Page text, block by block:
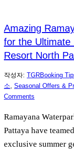
Amazing
for the Ultimate
Resort North
작성자: TGRBooking
소, Seasonal Offers &
Comments
Ramayana
Pattaya have
exclusive summer